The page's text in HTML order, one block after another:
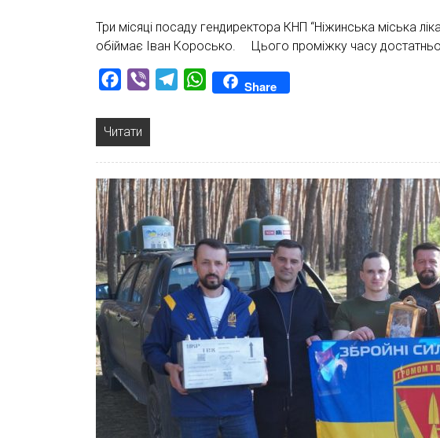
Три місяці посаду гендиректора КНП “Ніжинська міська
обіймає Іван Коросько. Цього проміжку часу достатньо
Facebook
Viber TelegramWhatsAppShare
Читати